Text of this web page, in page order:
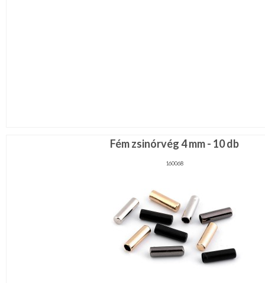
Fém zsinórvég 4 mm - 10 db
160068